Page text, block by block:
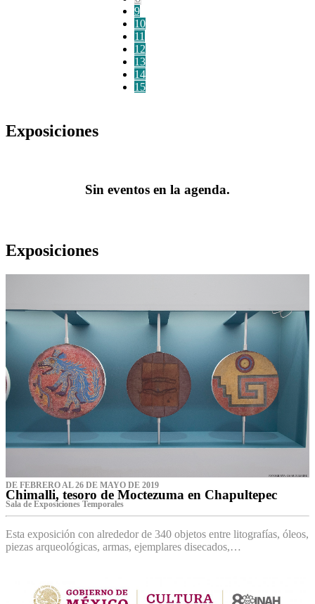
9
10
11
12
13
14
15
Exposiciones
Sin eventos en la agenda.
Exposiciones
DE FEBRERO AL 26 DE MAYO DE 2019
Chimalli, tesoro de Moctezuma en Chapultepec
Sala de Exposiciones Temporales
Esta exposición con alrededor de 340 objetos entre litografías, óleos,
piezas arqueológicas, armas, ejemplares disecados,…